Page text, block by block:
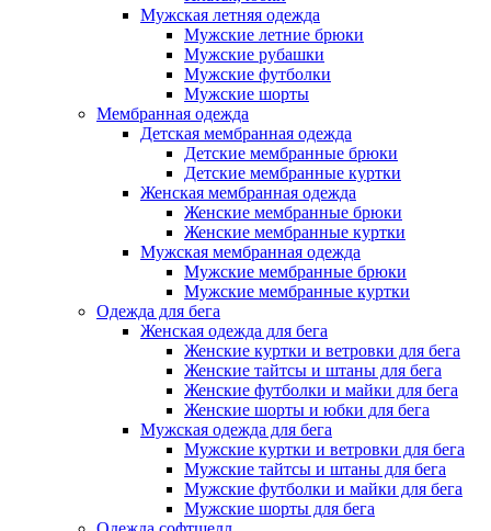
Мужская летняя одежда
Мужские летние брюки
Мужские рубашки
Мужские футболки
Мужские шорты
Мембранная одежда
Детская мембранная одежда
Детские мембранные брюки
Детские мембранные куртки
Женская мембранная одежда
Женские мембранные брюки
Женские мембранные куртки
Мужская мембранная одежда
Мужские мембранные брюки
Мужские мембранные куртки
Одежда для бега
Женская одежда для бега
Женские куртки и ветровки для бега
Женские тайтсы и штаны для бега
Женские футболки и майки для бега
Женские шорты и юбки для бега
Мужская одежда для бега
Мужские куртки и ветровки для бега
Мужские тайтсы и штаны для бега
Мужские футболки и майки для бега
Мужские шорты для бега